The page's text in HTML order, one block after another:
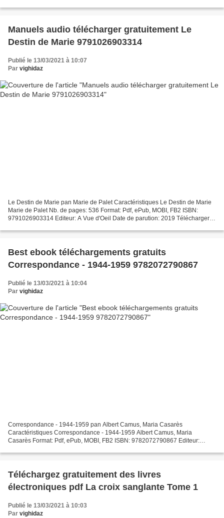
Manuels audio télécharger gratuitement Le
Destin de Marie 9791026903314
Publié le 13/03/2021 à 10:07
Par vighidaz
Le Destin de Marie pan Marie de Palet Caractéristiques Le Destin de Marie
Marie de Palet Nb. de pages: 536 Format: Pdf, ePub, MOBI, FB2 ISBN:
9791026903314 Editeur: A Vue d'Oeil Date de parution: 2019 Télécharger
Best ebook téléchargements gratuits
Correspondance - 1944-1959 9782072790867
Publié le 13/03/2021 à 10:04
Par vighidaz
Correspondance - 1944-1959 pan Albert Camus, Maria Casarès
Caractéristiques Correspondance - 1944-1959 Albert Camus, Maria
Casarès Format: Pdf, ePub, MOBI, FB2 ISBN: 9782072790867 Editeur:
Téléchargez gratuitement des livres
électroniques pdf La croix sanglante Tome 1
Publié le 13/03/2021 à 10:03
Par vighidaz